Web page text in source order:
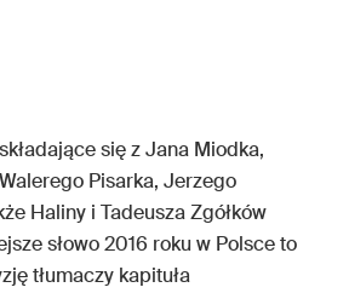
się z Jana Miodka,
Pisarka, Jerzego
Haliny i Tadeusza Zgółków
słowo 2016 roku w Polsce to
tłumaczy kapituła